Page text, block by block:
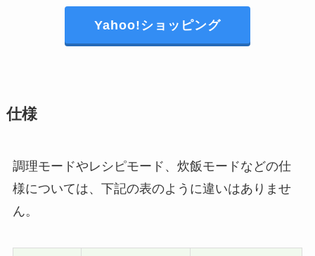
Yahoo!ショッピング
仕様
調理モードやレシピモード、炊飯モードなどの仕
様については、下記の表のように違いはありませ
ん。